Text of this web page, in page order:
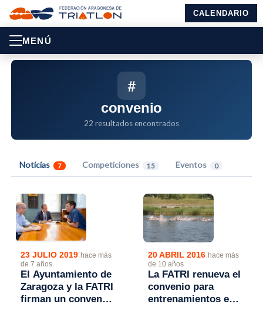
CALENDARIO
MENÚ
#
convenio
22 resultados encontrados
Noticias 7 Competiciones 15 Eventos 0
23 JULIO 2019 hace más
de 7 años
El Ayuntamiento de
Zaragoza y la FATRI
firman un convenio
20 ABRIL 2016 hace más
de 10 años
La FATRI renueva el
convenio para
entrenamientos en